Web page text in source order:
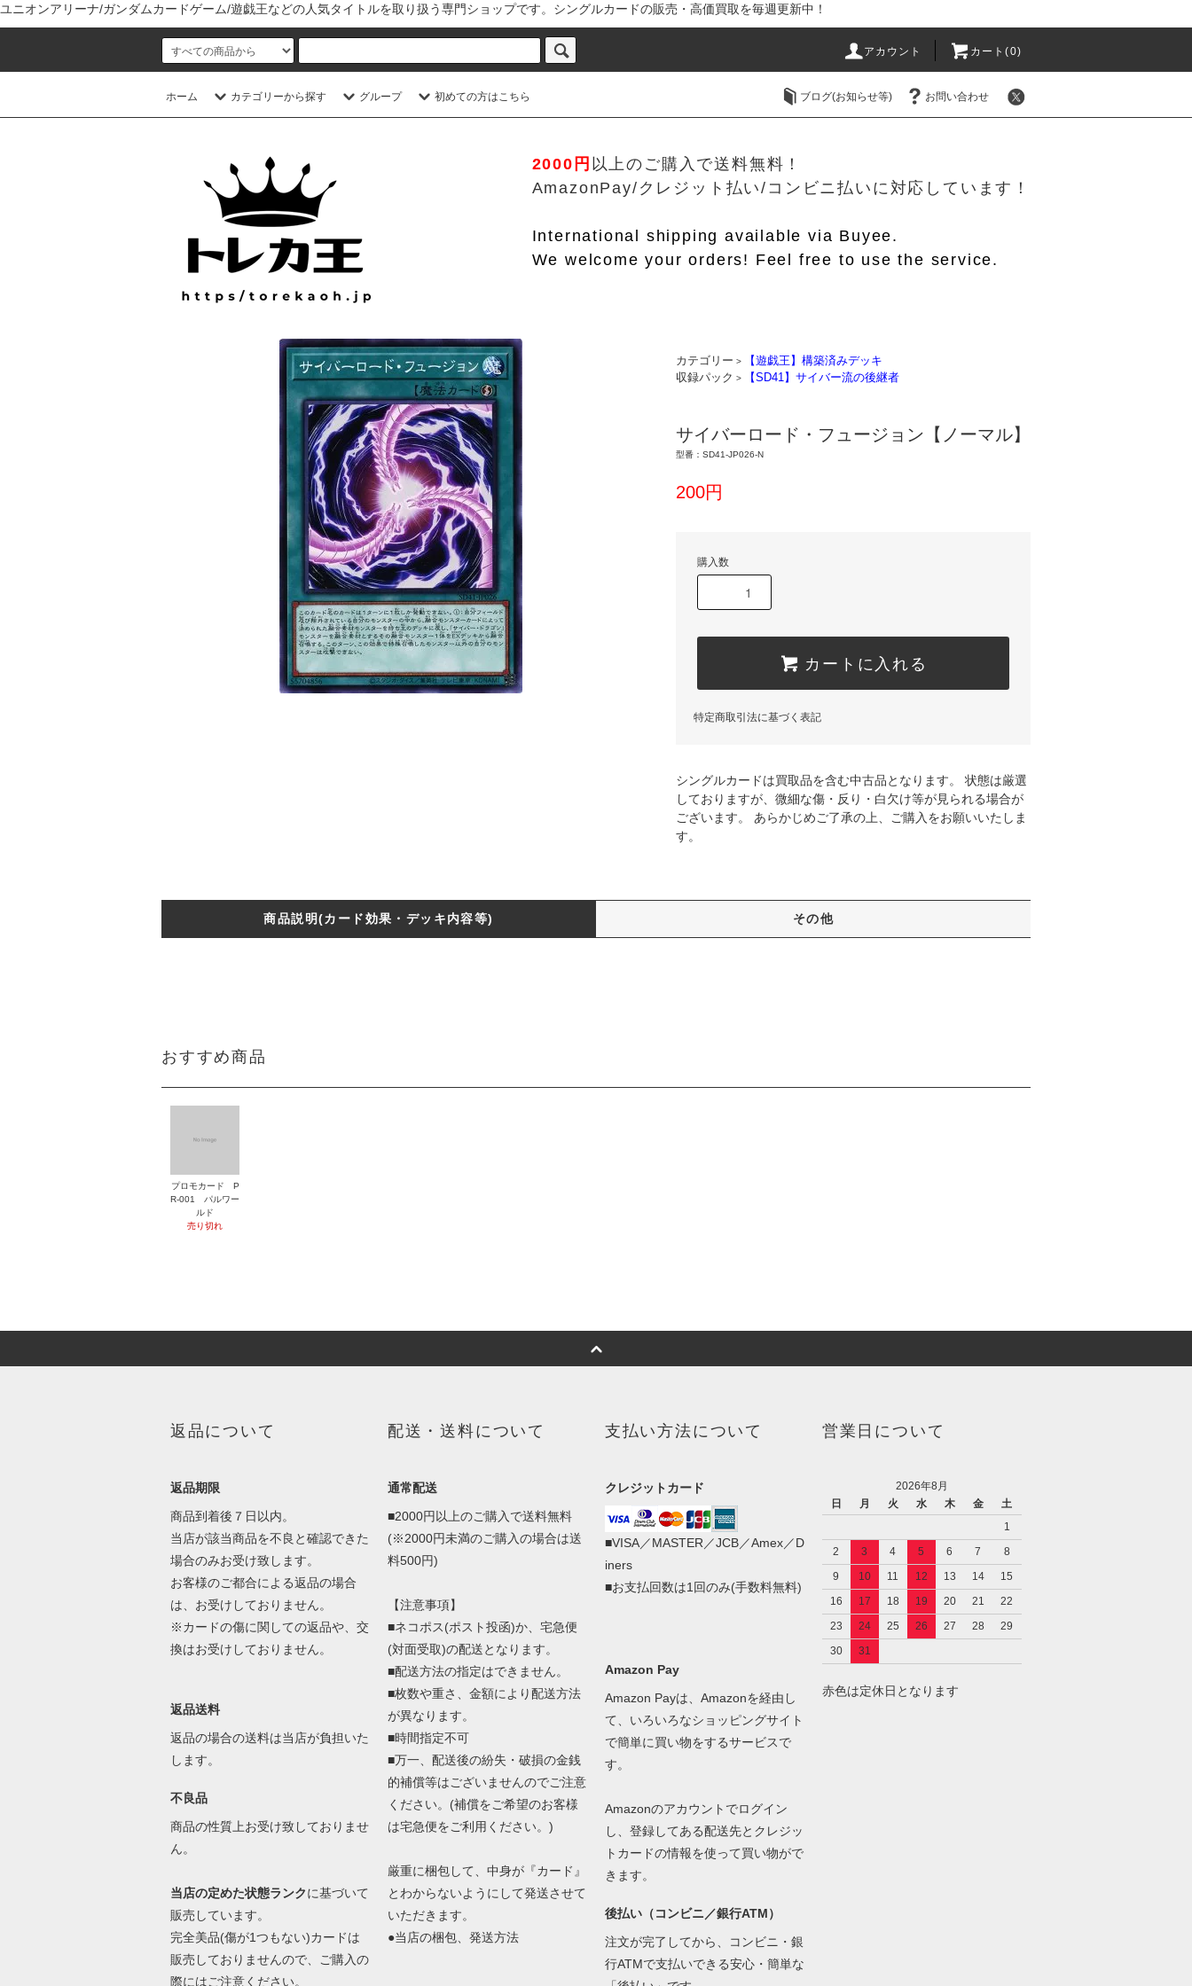
ユニオンアリーナ/ガンダムカードゲーム/遊戯王などの人気タイトルを取り扱う専門ショップです。シングルカードの販売・高価買取を毎週更新中！
アカウント カート(0)
ホーム カテゴリーから探す グループ 初めての方はこちら ブログ(お知らせ等) お問い合わせ
2000円 以上のご購入で送料無料！
AmazonPay/クレジット払い/コンビニ払いに対応しています！
International shipping available via Buyee.
We welcome your orders! Feel free to use the service.
カテゴリー >
【遊戯王】構築済みデッキ
収録パック > 【SD41】サイバー流の後継者
サイバーロード・フュージョン【ノーマル】
型番：SD41-JP026-N
200円
購入数
カートに入れる
特定商取引法に基づく表記
シングルカードは買取品を含む中古品となります。 状態は厳選
しておりますが、微細な傷・反り・白欠け等が見られる場合が
ございます。 あらかじめご了承の上、ご購入をお願いいたしま
す。
商品説明(カード効果・デッキ内容等) その他
おすすめ商品
プロモカード P
R-001 パルワー
ルド
売り切れ
返品について
返品期限
商品到着後７日以内。
当店が該当商品を不良と確認できた
場合のみお受け致します。
お客様のご都合による返品の場合
は、お受けしておりません。
※カードの傷に関しての返品や、交
換はお受けしておりません。
返品送料
返品の場合の送料は当店が負担いた
します。
不良品
商品の性質上お受け致しておりませ
ん。
当店の定めた状態ランクに基づいて
販売しています。
完全美品(傷が1つもない)カードは
販売しておりませんので、ご購入の
際にはご注意ください。
配送・送料について
通常配送
■2000円以上のご購入で送料無料
(※2000円未満のご購入の場合は送
料500円)
【注意事項】
■ネコポス(ポスト投函)か、宅急便
(対面受取)の配送となります。
■配送方法の指定はできません。
■枚数や重さ、金額により配送方法
が異なります。
■時間指定不可
■万一、配送後の紛失・破損の金銭
的補償等はございませんのでご注意
ください。(補償をご希望のお客様
は宅急便をご利用ください。)
厳重に梱包して、中身が『カード』
とわからないようにして発送させて
いただきます。
●当店の梱包、発送方法
支払い方法について
クレジットカード
■VISA／MASTER／JCB／Amex／D
iners
■お支払回数は1回のみ(手数料無料)
Amazon Pay
Amazon Payは、Amazonを経由し
て、いろいろなショッピングサイト
で簡単に買い物をするサービスで
す。
Amazonのアカウントでログイン
し、登録してある配送先とクレジッ
トカードの情報を使って買い物がで
きます。
後払い（コンビニ／銀行ATM）
注文が完了してから、コンビニ・銀
行ATMで支払いできる安心・簡単な
営業日について
2026年8月
日
月 火 水 木 金
土
1
2
3 4 5 6 7
8
9
10 11 12 13 14
15
16
17 18 19 20 21
22
23
24 25 26 27 28
29
30
31
赤色は定休日となります